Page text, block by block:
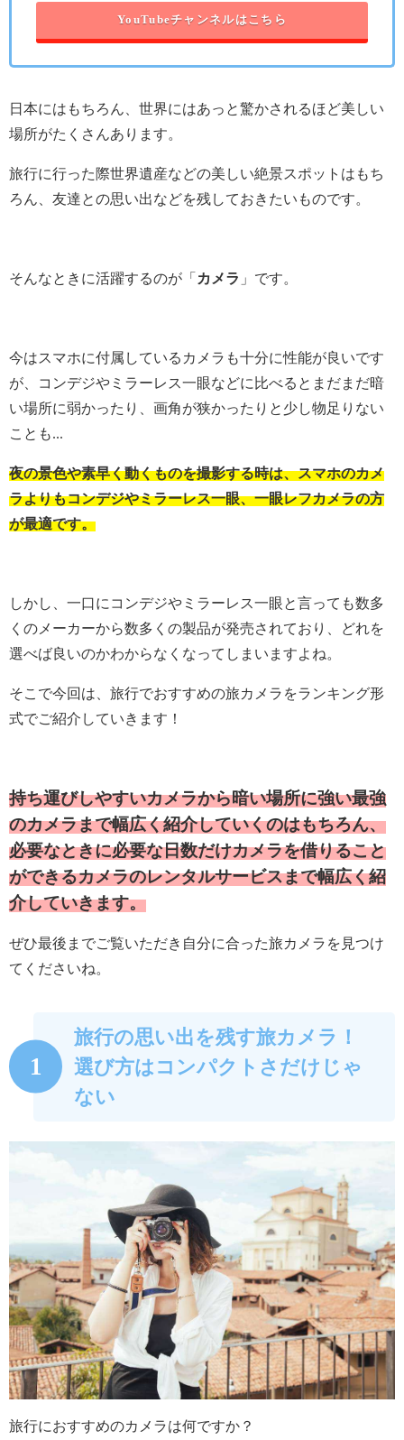
YouTubeチャンネルはこちら
日本にはもちろん、世界にはあっと驚かされるほど美しい
場所がたくさんあります。
旅行に行った際世界遺産などの美しい絶景スポットはもち
ろん、友達との思い出などを残しておきたいものです。
そんなときに活躍するのが「 カメラ 」です。
今はスマホに付属しているカメラも十分に性能が良いです
が、コンデジやミラーレス一眼などに比べるとまだまだ暗
い場所に弱かったり、画角が狭かったりと少し物足りない
ことも...
夜の景色や素早く動くものを撮影する時は、スマホのカメ
ラよりもコンデジやミラーレス一眼、一眼レフカメラの方
が最適です。
しかし、一口にコンデジやミラーレス一眼と言っても数多
くのメーカーから数多くの製品が発売されており、どれを
選べば良いのかわからなくなってしまいますよね。
そこで今回は、旅行でおすすめの旅カメラをランキング形
式でご紹介していきます！
持ち運びしやすいカメラから暗い場所に強い最強
のカメラまで幅広く紹介していくのはもちろん、
必要なときに必要な日数だけカメラを借りること
ができるカメラのレンタルサービスまで幅広く紹
介していきます。
ぜひ最後までご覧いただき自分に合った旅カメラを見つけ
てくださいね。
1
旅行の思い出を残す旅カメラ！
選び方はコンパクトさだけじゃ
ない
旅行におすすめのカメラは何ですか？